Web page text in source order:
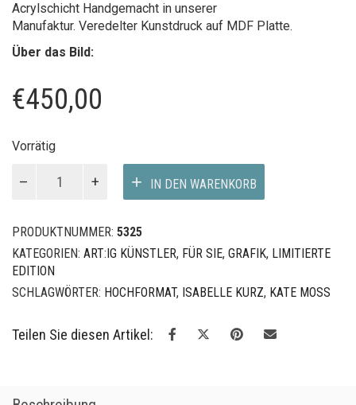
Acrylschicht Handgemacht in unserer
Manufaktur. Veredelter Kunstdruck auf MDF Platte.
Über das Bild:
€450,00
Vorrätig
IN DEN WARENKORB
PRODUKTNUMMER: 5325
KATEGORIEN: ART:IG KÜNSTLER, FÜR SIE, GRAFIK, LIMITIERTE
EDITION
SCHLAGWÖRTER: HOCHFORMAT, ISABELLE KURZ, KATE MOSS
Teilen Sie diesen Artikel: